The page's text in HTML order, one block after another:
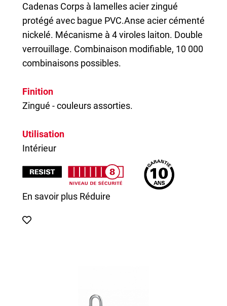
Cadenas Corps à lamelles acier zingué
protégé avec bague PVC.Anse acier cémenté
nickelé. Mécanisme à 4 viroles laiton. Double
verrouillage. Combinaison modifiable, 10 000
combinaisons possibles.
Finition
Zingué - couleurs assorties.
Utilisation
Intérieur
En savoir plus Réduire